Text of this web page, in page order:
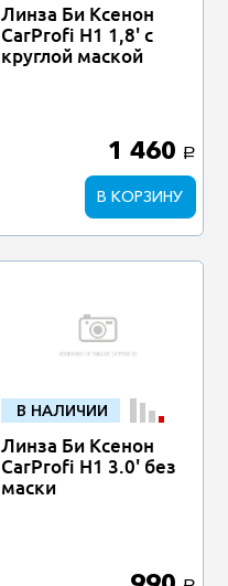
Линза Би Ксенон
CarProfi Н1 1,8' с
круглой маской
1 460 a
В КОРЗИНУ
В НАЛИЧИИ
Линза Би Ксенон
CarProfi Н1 3.0' без
маски